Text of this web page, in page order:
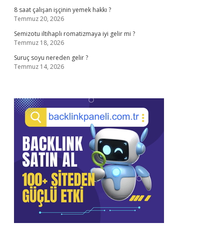
8 saat çalışan işçinin yemek hakkı ?
Temmuz 20, 2026
Semizotu iltihaplı romatizmaya iyi gelir mi ?
Temmuz 18, 2026
Suruç soyu nereden gelir ?
Temmuz 14, 2026